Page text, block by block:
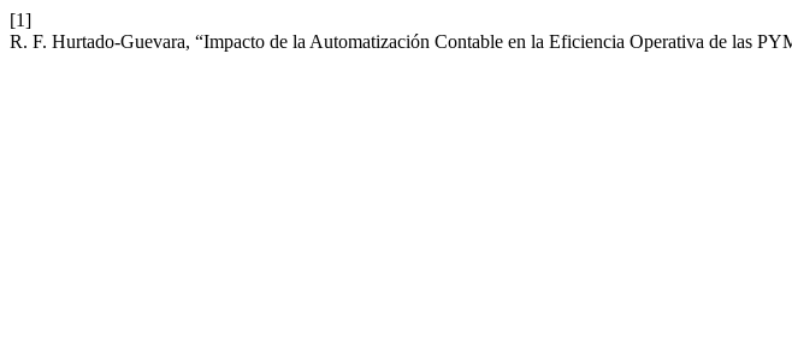
[1]
R. F. Hurtado-Guevara, “Impacto de la Automatización Contable en la Eficiencia Operativa de las